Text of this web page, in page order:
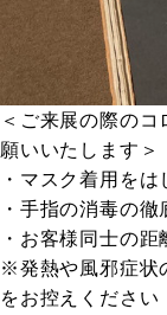
＜ご来展の際の
願いいたします＞
・マスク着用を
・手指の消毒の徹
・お客様同士の距
※発熱や風邪症状
をお控えください